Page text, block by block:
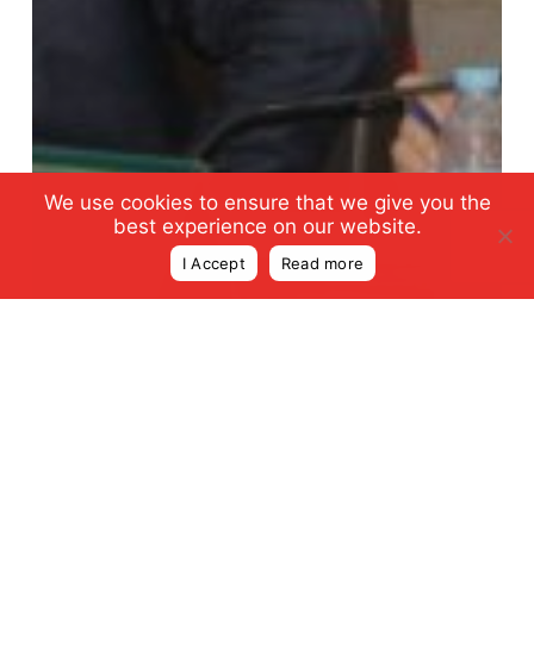
We use cookies to ensure that we give you the
best experience on our website.
I Accept Read more